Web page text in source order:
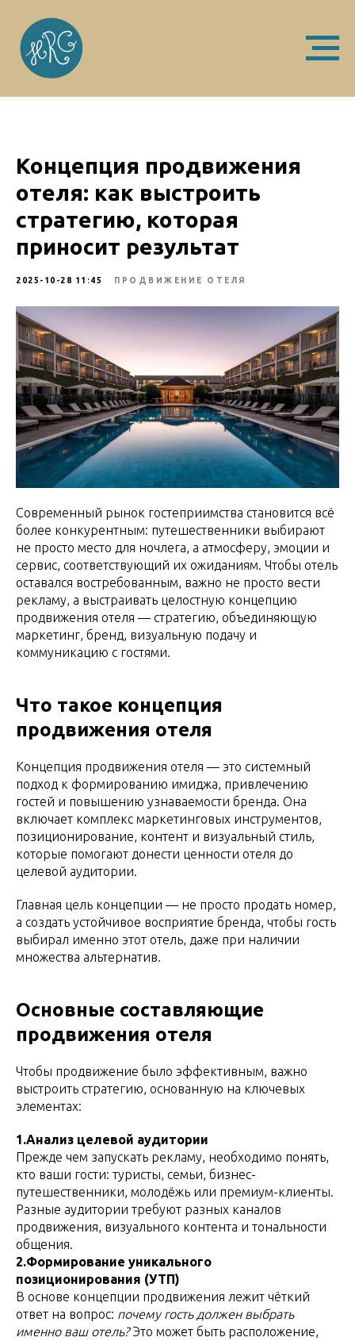
Концепция продвижения
отеля: как выстроить
стратегию, которая
приносит результат
2025-10-28 11:45 ПРОДВИЖЕНИЕ ОТЕЛЯ
Современный рынок гостеприимства становится всё
более конкурентным: путешественники выбирают
не просто место для ночлега, а атмосферу, эмоции и
сервис, соответствующий их ожиданиям. Чтобы отель
оставался востребованным, важно не просто вести
рекламу, а выстраивать целостную концепцию
продвижения отеля — стратегию, объединяющую
маркетинг, бренд, визуальную подачу и
коммуникацию с гостями.
Что такое концепция
продвижения отеля
Концепция продвижения отеля — это системный
подход к формированию имиджа, привлечению
гостей и повышению узнаваемости бренда. Она
включает комплекс маркетинговых инструментов,
позиционирование, контент и визуальный стиль,
которые помогают донести ценности отеля до
целевой аудитории.
Главная цель концепции — не просто продать номер,
а создать устойчивое восприятие бренда, чтобы гость
выбирал именно этот отель, даже при наличии
множества альтернатив.
Основные составляющие
продвижения отеля
Чтобы продвижение было эффективным, важно
выстроить стратегию, основанную на ключевых
элементах:
1.Анализ целевой аудитории
Прежде чем запускать рекламу, необходимо понять,
кто ваши гости: туристы, семьи, бизнес-
путешественники, молодёжь или премиум-клиенты.
Разные аудитории требуют разных каналов
продвижения, визуального контента и тональности
общения.
2.Формирование уникального
позиционирования (УТП)
В основе концепции продвижения лежит чёткий
ответ на вопрос: почему гость должен выбрать
именно ваш отель?Это может быть расположение,